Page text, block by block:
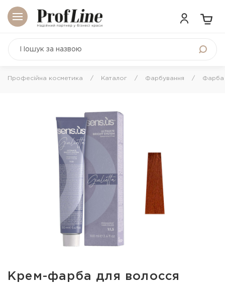
Професійна косметика Каталог Фарбування Фарба
Крем-фарба для волосся